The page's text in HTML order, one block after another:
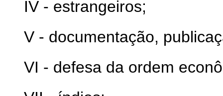
IV - estrangeiros;
V - documentação,
VI - defesa da ordem